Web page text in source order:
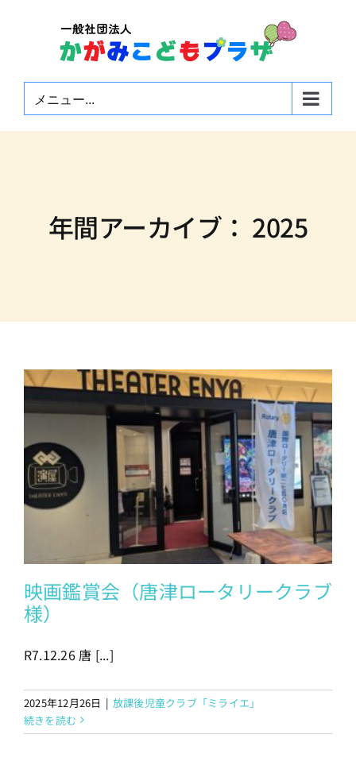
メニュー...
年間アーカイブ： 2025
映画鑑賞会（唐津ロータリークラブ
様）
R7.12.26 唐 [...]
2025年12月26日 | 放課後児童クラブ「ミライエ」
続きを読む